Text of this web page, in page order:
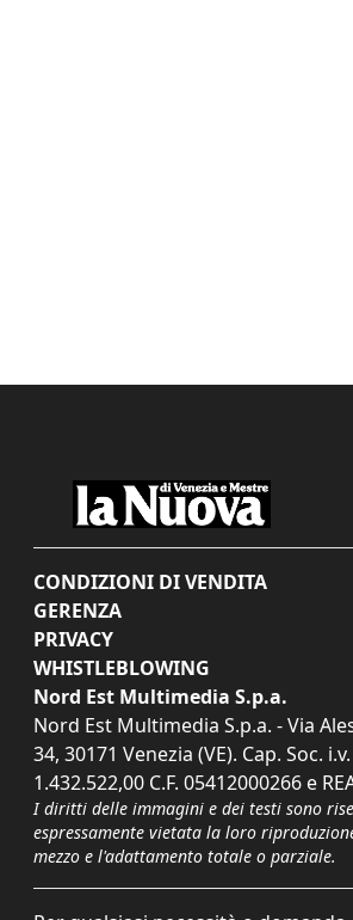
CONDIZIONI DI VENDITA
GERENZA
PRIVACY
WHISTLEBLOWING
Nord Est Multimedia S.p.a.
Nord Est Multimedia S.p.a. - Via
34, 30171 Venezia (VE). Cap. Soc.
1.432.522,00 C.F. 05412000266 e
I diritti delle immagini e dei testi sono
espressamente vietata la loro
mezzo e l'adattamento totale o parziale.